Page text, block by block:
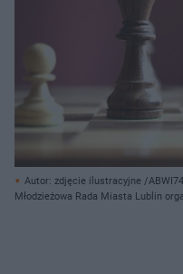
Autor: zdjęcie ilustracyjne /
Młodzieżowa Rada Miasta Lublin